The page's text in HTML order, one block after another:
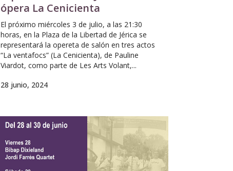
ópera La Cenicienta
El próximo miércoles 3 de julio, a las 21:30
horas, en la Plaza de la Libertad de Jérica se
representará la opereta de salón en tres actos
“La ventafocs” (La Cenicienta), de Pauline
Viardot, como parte de Les Arts Volant,...
28 junio, 2024